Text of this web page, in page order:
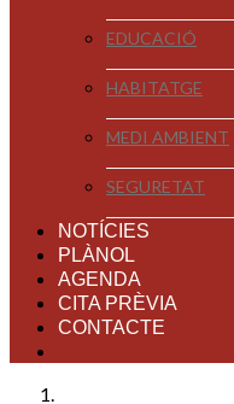
EDUCACIÓ
HABITATGE
MEDI AMBIENT
SEGURETAT
NOTÍCIES
PLÀNOL
AGENDA
CITA PRÈVIA
CONTACTE